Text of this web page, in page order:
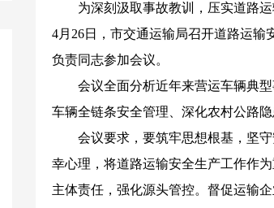
为深刻汲取事故教训，压实道路
4月26日，市交通运输局召开道路运
负责同志参加会议。
会议全面分析近年来营运车辆典
车辆全链条安全管理、深化农村公路
会议要求，要筑牢思想根基，坚
幸心理，将道路运输安全生产工作作
主体责任，强化源头管控。督促运输